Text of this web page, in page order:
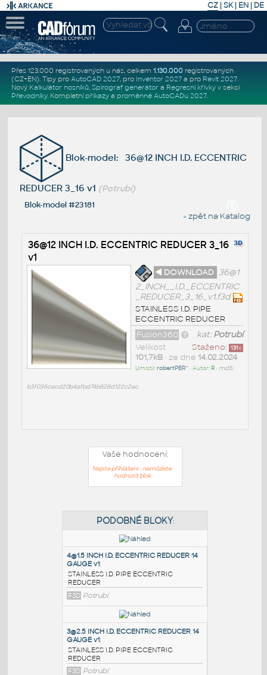
CZ | SK| EN | DE
Přes 123.000 registrovaných u nás, celkem 1.130.000registrovaných
(CZ+EN). Tipy pro AutoCAD 2027, pro Inventor 2027a pro Revit 2027.
Nový Kalkulátor nosníků, Spirograf generátor a Regresní křivkyv sekci
Převodníky. Kompletní příkazya proměnné AutoCADu 2027.
Blok-model: 36@12 INCH I.D. ECCENTRIC
REDUCER 3_16 v1 (Potrubí)
Blok-model #23181
« zpět na Katalog
36@12 INCH I.D. ECCENTRIC REDUCER 3_16
v1
◄ DOWNLOAD 36@1
2_INCH__I.D._ECCENTRIC
_REDUCER_3_16_v1.f3d
STAINLESS I.D. PIPE
ECCENTRIC REDUCER
kat:Potrubí
Fusion360
Staženo: 131x
Velikost
101,7kB• ze dne 14.02.2024
Umístil:robertPER^ • Autor: R• md5:
b3f036cacd20b4afbd74b828d122c2ac
Vaše hodnocení:
Nejste přihlášeni - nemůžete
hodnotit blok
PODOBNÉ BLOKY
4@1.5 INCH I.D. ECCENTRIC REDUCER 14
GAUGE v1: